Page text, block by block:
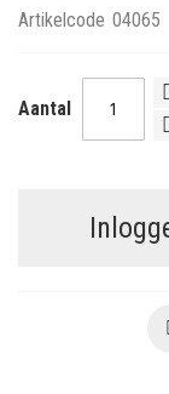
Artikelcode 04065
Aantal